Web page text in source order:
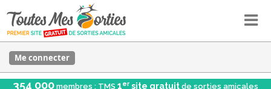
Me connecter
354 000 membres : TMS 1er site gratuit de sorties amicales